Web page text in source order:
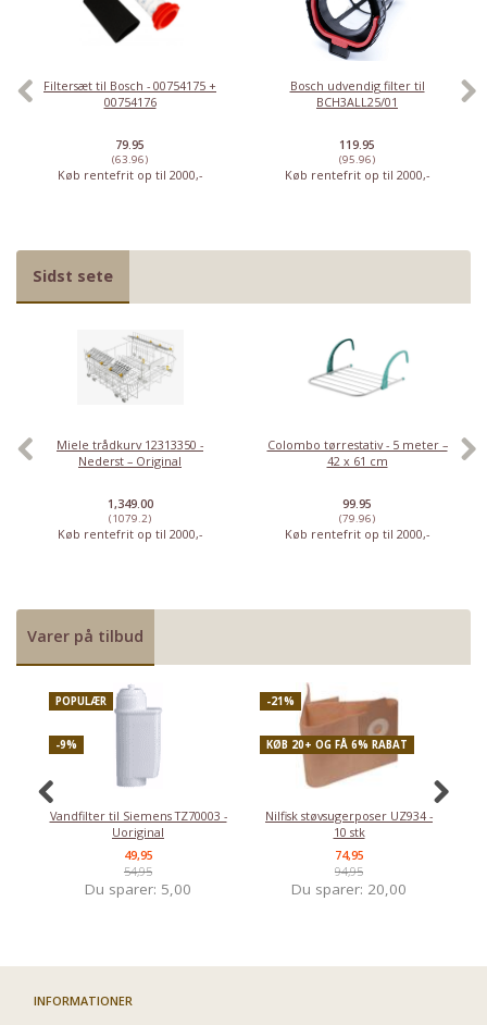
Filtersæt til Bosch - 00754175 +
00754176
79.95
(63.96)
Køb rentefrit op til 2000,-
Bosch udvendig filter til
BCH3ALL25/01
119.95
(95.96)
Køb rentefrit op til 2000,-
Sidst sete
Miele trådkurv 12313350 -
Nederst – Original
1,349.00
(1079.2)
Køb rentefrit op til 2000,-
Colombo tørrestativ - 5 meter –
42 x 61 cm
99.95
(79.96)
Køb rentefrit op til 2000,-
Varer på tilbud
POPULÆR
-9%
Vandfilter til Siemens TZ70003 -
Uoriginal
49,95
54,95
Du sparer: 5,00
-21%
KØB 20+ OG FÅ 6% RABAT
Nilfisk støvsugerposer UZ934 -
10 stk
74,95
94,95
Du sparer: 20,00
INFORMATIONER